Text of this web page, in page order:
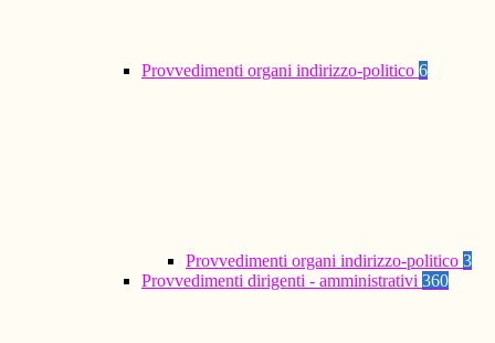
Provvedimenti organi indirizzo-politico 6
Provvedimenti organi indirizzo-politico 3
Provvedimenti dirigenti - amministrativi 360